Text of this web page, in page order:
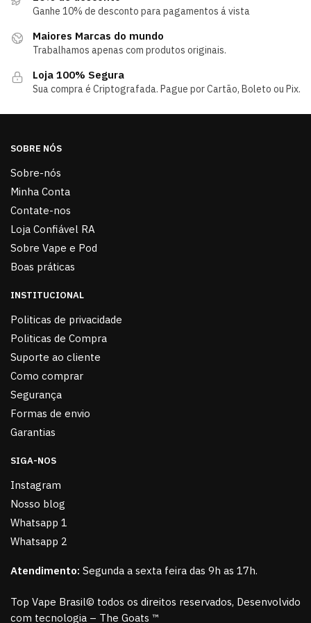
Ganhe 10% de desconto para pagamentos á vista
Maiores Marcas do mundo
Trabalhamos apenas com produtos originais.
Loja 100% Segura
Sua compra é Criptografada. Pague por Cartão, Boleto ou Pix.
SOBRE NÓS
Sobre-nós
Minha Conta
Contate-nos
Loja Confiável RA
Sobre Vape e Pod
Boas práticas
INSTITUCIONAL
Politicas de privacidade
Politicas de Compra
Suporte ao cliente
Como comprar
Segurança
Formas de envio
Garantias
SIGA-NOS
Instagram
Nosso blog
Whatsapp 1
Whatsapp 2
Atendimento: Segunda a sexta feira das 9h as 17h.
Top Vape Brasil© todos os direitos reservados, Desenvolvido
com tecnologia – The Goats ™